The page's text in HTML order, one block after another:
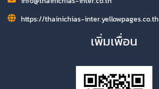
https://thainichias-inter.yellowpages.co.th
เพิ่มเพื่อน